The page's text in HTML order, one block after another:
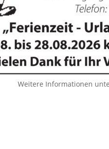
Weitere Informationen